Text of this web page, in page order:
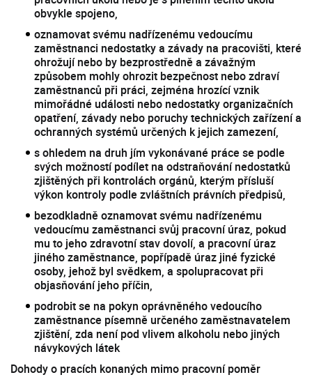
obvykle spojeno,
oznamovat svému nadřízenému vedoucímu
zaměstnanci nedostatky a závady na pracovišti, které
ohrožují nebo by bezprostředně a závažným
způsobem mohly ohrozit bezpečnost nebo zdraví
zaměstnanců při práci, zejména hrozící vznik
mimořádné události nebo nedostatky organizačních
opatření, závady nebo poruchy technických zařízení a
ochranných systémů určených k jejich zamezení,
s ohledem na druh jím vykonávané práce se podle
svých možností podílet na odstraňování nedostatků
zjištěných při kontrolách orgánů, kterým přísluší
výkon kontroly podle zvláštních právních předpisů,
bezodkladně oznamovat svému nadřízenému
vedoucímu zaměstnanci svůj pracovní úraz, pokud
mu to jeho zdravotní stav dovolí, a pracovní úraz
jiného zaměstnance, popřípadě úraz jiné fyzické
osoby, jehož byl svědkem, a spolupracovat při
objasňování jeho příčin,
podrobit se na pokyn oprávněného vedoucího
zaměstnance písemně určeného zaměstnavatelem
zjištění, zda není pod vlivem alkoholu nebo jiných
návykových látek
Dohody o pracích konaných mimo pracovní poměr